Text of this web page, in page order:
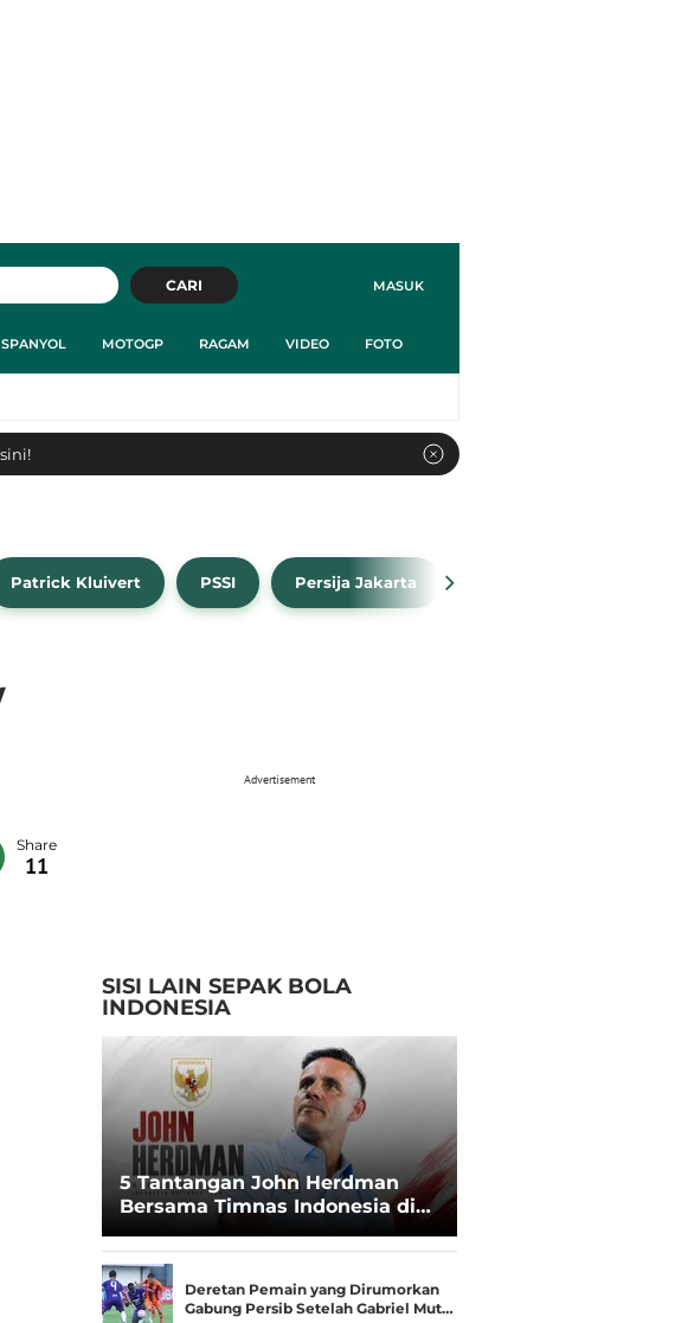
MASUK
CARI
SPANYOL MOTOGP RAGAM VIDEO FOTO
Patrick Kluivert PSSI Persija Jakarta
11
Advertisement
SISI LAIN SEPAK BOLA
INDONESIA
5 Tantangan John Herdman
Bersama Timnas Indonesia di
Spesialis Runner-up Menjadi
Juara
Deretan Pemain yang Dirumorkan
Gabung Persib Setelah Gabriel Mut…